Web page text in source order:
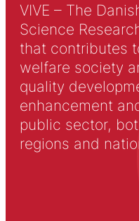
VIVE – The
Science
that contributes
welfare society
quality
enhancement
public sector,
regions and